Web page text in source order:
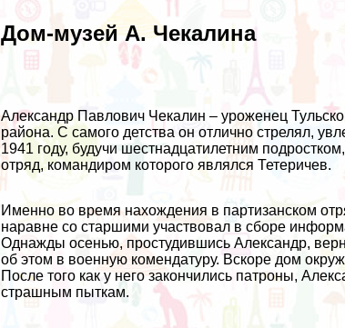
Дом-музей А. Чекалина
Александр Павлович Чекалин – уроженец
района. С самого детства он отлично стрелял,
1941 году, будучи шестнадцатилетним
отряд, командиром которого являлся Тетеричев.
Именно во время нахождения в партизанском
наравне со старшими участвовал в сборе
Однажды осенью, простудившись Александр,
об этом в военную комендатуру. Вскоре дом
После того как у него закончились патроны,
страшным пыткам.